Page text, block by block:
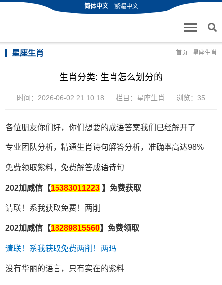
简体中文 繁體中文
星座生肖 首页 - 星座生肖
生肖分类: 生肖怎么划分的
时间：2026-06-02 21:10:18 栏目： 星座生肖 浏览：35
各位朋友你们好，你们想要的成语答案我们已经解开了
专业团队分析，精通生肖诗句解答分析，准确率高达98%
免费领取紫料，免费解答成语诗句
202加威信【15383011223 】免费获取
请联！系我获取免费！两削
202加威信【18289815560】免费领取
请联！系我获取免费两削！两玛
没有华丽的语言，只有实在的紫料